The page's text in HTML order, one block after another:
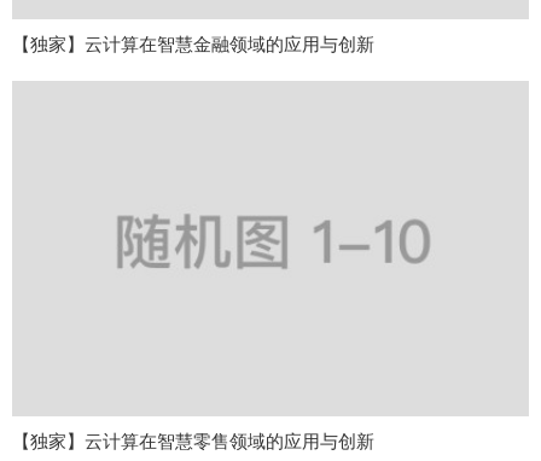
【独家】云计算在智慧金融领域的应用与创新
【独家】云计算在智慧零售领域的应用与创新